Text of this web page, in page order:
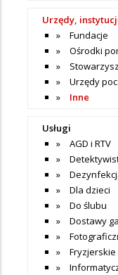
Urzędy,
Fundacje
Ośrodki
Urzędy
Inne
Usługi
AGD i RTV
Dla dzieci
Do ślubu
Dostawy